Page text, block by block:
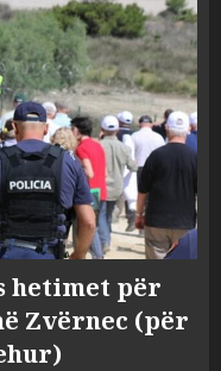
hetimet për
Zvërnec (për